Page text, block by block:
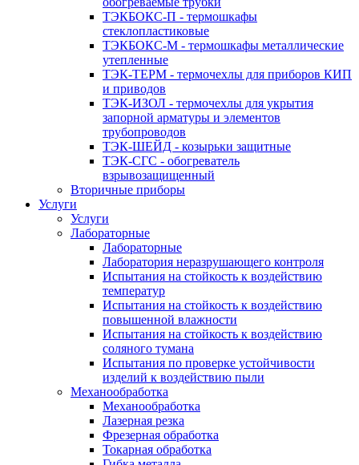
ТЭКБОКС-П - термошкафы
стеклопластиковые
ТЭКБОКС-М - термошкафы металлические
утепленные
ТЭК-ТЕРМ - термочехлы для приборов КИП
и приводов
ТЭК-ИЗОЛ - термочехлы для укрытия
запорной арматуры и элементов
трубопроводов
ТЭК-ШЕЙД - козырьки защитные
ТЭК-СГС - обогреватель
взрывозащищенный
Вторичные приборы
Услуги
Услуги
Лабораторные
Лабораторные
Лаборатория неразрушающего контроля
Испытания на стойкость к воздействию
температур
Испытания на стойкость к воздействию
повышенной влажности
Испытания на стойкость к воздействию
соляного тумана
Испытания по проверке устойчивости
изделий к воздействию пыли
Механообработка
Механообработка
Лазерная резка
Фрезерная обработка
Токарная обработка